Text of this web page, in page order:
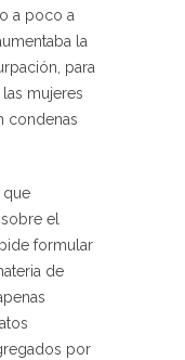
a poco a
la
para
mujeres
condenas
que
el
formular
de
por